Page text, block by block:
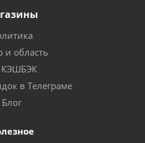
и область
КЭШБЭК
в Телеграме
Блог